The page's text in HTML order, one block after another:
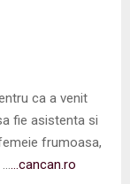
ca a venit
fie asistenta si
frumoasa,
…cancan.ro